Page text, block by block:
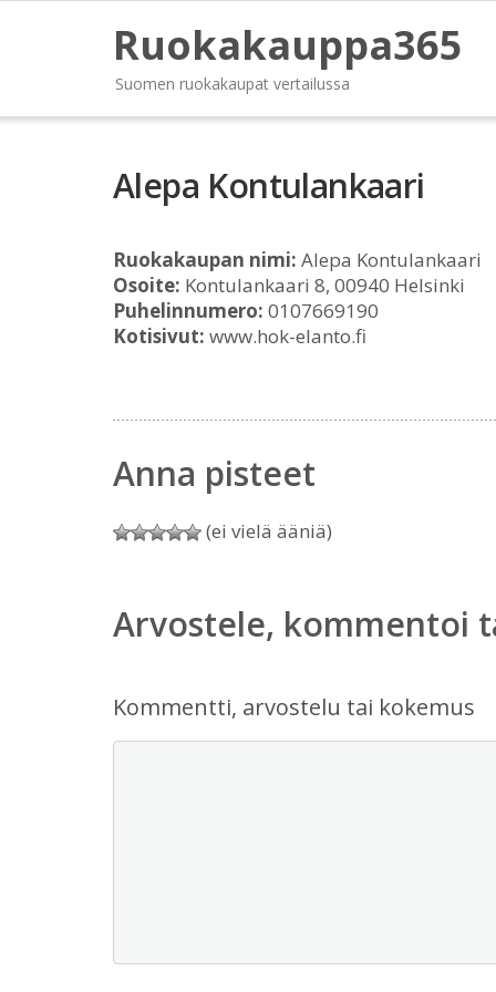
Ruokakauppa365
Suomen ruokakaupat vertailussa
Alepa Kontulankaari
Ruokakaupan nimi: Alepa Kontulankaari
Osoite: Kontulankaari 8, 00940 Helsinki
Puhelinnumero: 0107669190
Kotisivut: www.hok-elanto.fi
Anna pisteet
(ei vielä ääniä)
Arvostele, kommentoi
Kommentti, arvostelu tai kokemus